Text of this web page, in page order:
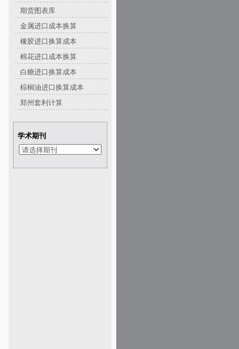
期货图表库
金属进口成本换算
橡胶进口换算成本
棉花进口成本换算
白糖进口换算成本
棕榈油进口换算成本
郑州套利计算
学术期刊